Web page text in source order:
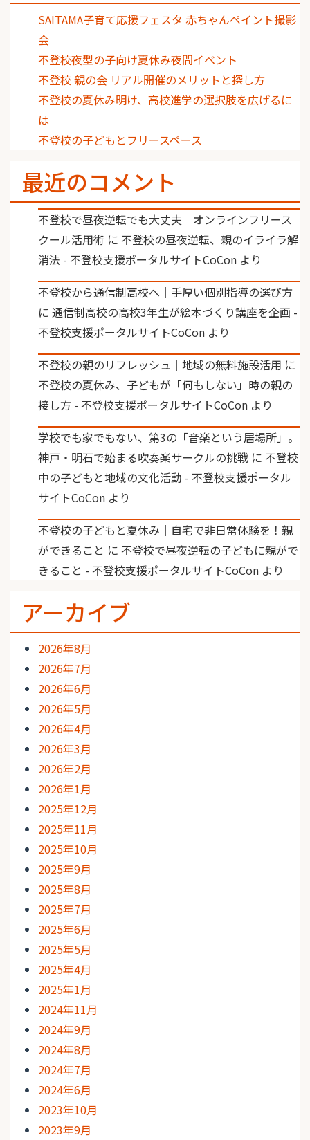
SAITAMA子育て応援フェスタ 赤ちゃんペイント撮影
会
不登校夜型の子向け夏休み夜間イベント
不登校 親の会 リアル開催のメリットと探し方
不登校の夏休み明け、高校進学の選択肢を広げるに
は
不登校の子どもとフリースペース
最近のコメント
不登校で昼夜逆転でも大丈夫｜オンラインフリース
クール活用術 に 不登校の昼夜逆転、親のイライラ解
消法 - 不登校支援ポータルサイトCoCon より
不登校から通信制高校へ｜手厚い個別指導の選び方
に 通信制高校の高校3年生が絵本づくり講座を企画 -
不登校支援ポータルサイトCoCon より
不登校の親のリフレッシュ｜地域の無料施設活用 に
不登校の夏休み、子どもが「何もしない」時の親の
接し方 - 不登校支援ポータルサイトCoCon より
学校でも家でもない、第3の「音楽という居場所」。
神戸・明石で始まる吹奏楽サークルの挑戦 に 不登校
中の子どもと地域の文化活動 - 不登校支援ポータル
サイトCoCon より
不登校の子どもと夏休み｜自宅で非日常体験を！親
ができること に 不登校で昼夜逆転の子どもに親がで
きること - 不登校支援ポータルサイトCoCon より
アーカイブ
2026年8月
2026年7月
2026年6月
2026年5月
2026年4月
2026年3月
2026年2月
2026年1月
2025年12月
2025年11月
2025年10月
2025年9月
2025年8月
2025年7月
2025年6月
2025年5月
2025年4月
2025年1月
2024年11月
2024年9月
2024年8月
2024年7月
2024年6月
2023年10月
2023年9月